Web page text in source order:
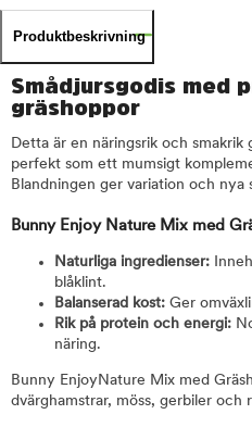
Produktbeskrivning
Smådjursgodis med
gräshoppor
Detta är en näringsrik och smakrik
perfekt som ett mumsigt
Blandningen ger variation och nya
Bunny Enjoy Nature Mix med
Naturliga ingredienser:
blåklint.
Balanserad kost: Ger
Rik på protein och energi:
näring.
Bunny EnjoyNature Mix med
dvärghamstrar, möss, gerbiler och